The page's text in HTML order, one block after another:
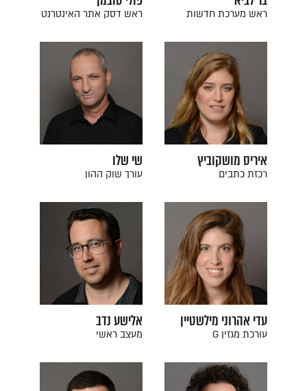
ראש מערכת חדשות ראש דסק אתר האינטרנט
איריס מושקוביץ
רכזת כתבים
שי שלו
עורך שוק ההון
עדי אהרוני מילשטיין
עורכת מגזין G
אלישע נדב
מעצב ראשי